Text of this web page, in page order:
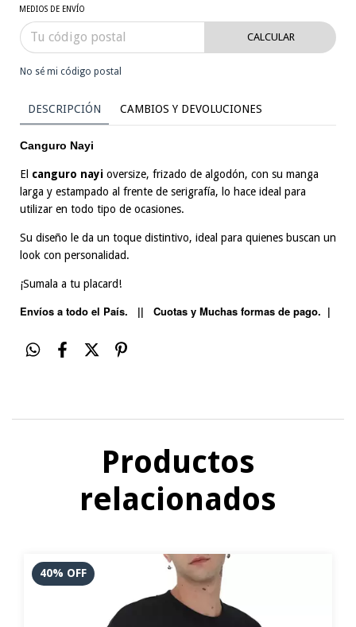
MEDIOS DE ENVÍO
CALCULAR
No sé mi código postal
DESCRIPCIÓN CAMBIOS Y DEVOLUCIONES
Canguro Nayi
El canguro nayi oversize, frizado de algodón, con su manga
larga y estampado al frente de serigrafía, lo hace ideal para
utilizar en todo tipo de ocasiones.
Su diseño le da un toque distintivo, ideal para quienes buscan un
look con personalidad.
¡Sumala a tu placard!
Envíos a todo el País. || Cuotas y Muchas formas de pago. |
Productos
relacionados
40% OFF